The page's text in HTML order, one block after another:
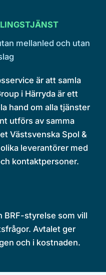
mellanled och utan
är att samla
i Härryda är ett
hand om alla tjänster
utförs av samma
Västsvenska Spol &
leverantörer med
kontaktpersoner.
BRF-styrelse som vill
Avtalet ger
och i kostnaden.